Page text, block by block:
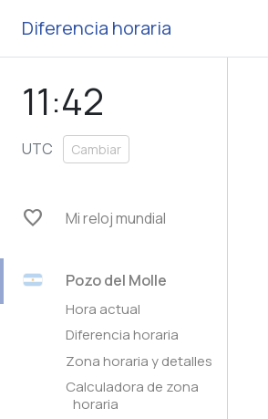
Diferencia horaria
11:42
UTC Cambiar
favorite Mi reloj mundial
Pozo del Molle
Hora actual
Diferencia horaria
Zona horaria y detalles
Calculadora de zona
horaria